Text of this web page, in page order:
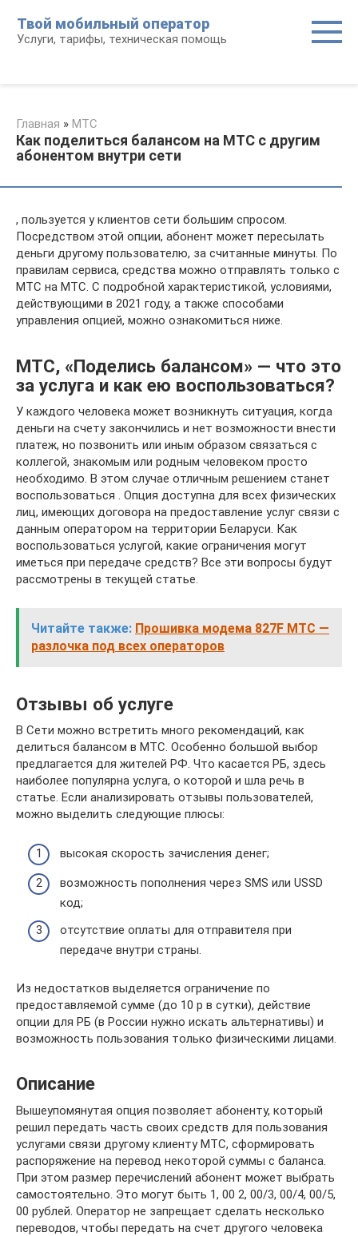
контенту
Твой мобильный оператор
Услуги, тарифы, техническая помощь
Главная » МТС
Как поделиться балансом на МТС с другим
абонентом внутри сети
, пользуется у клиентов сети большим спросом.
Посредством этой опции, абонент может пересылать
деньги другому пользователю, за считанные минуты. По
правилам сервиса, средства можно отправлять только с
МТС на МТС. С подробной характеристикой, условиями,
действующими в 2021 году, а также способами
управления опцией, можно ознакомиться ниже.
МТС, «Поделись балансом» — что это
за услуга и как ею воспользоваться?
У каждого человека может возникнуть ситуация, когда
деньги на счету закончились и нет возможности внести
платеж, но позвонить или иным образом связаться с
коллегой, знакомым или родным человеком просто
необходимо. В этом случае отличным решением станет
воспользоваться . Опция доступна для всех физических
лиц, имеющих договора на предоставление услуг связи с
данным оператором на территории Беларуси. Как
воспользоваться услугой, какие ограничения могут
иметься при передаче средств? Все эти вопросы будут
рассмотрены в текущей статье.
Читайте также: Прошивка модема 827F МТС —
разлочка под всех операторов
Отзывы об услуге
В Сети можно встретить много рекомендаций, как
делиться балансом в МТС. Особенно большой выбор
предлагается для жителей РФ. Что касается РБ, здесь
наиболее популярна услуга, о которой и шла речь в
статье. Если анализировать отзывы пользователей,
можно выделить следующие плюсы:
высокая скорость зачисления денег;
возможность пополнения через SMS или USSD
код;
отсутствие оплаты для отправителя при
передаче внутри страны.
Из недостатков выделяется ограничение по
предоставляемой сумме (до 10 р в сутки), действие
опции для РБ (в России нужно искать альтернативы) и
возможность пользования только физическими лицами.
Описание
Вышеупомянутая опция позволяет абоненту, который
решил передать часть своих средств для пользования
услугами связи другому клиенту МТС, сформировать
распоряжение на перевод некоторой суммы с баланса.
При этом размер перечислений абонент может выбрать
самостоятельно. Это могут быть 1, 00 2, 00/3, 00/4, 00/5,
00 рублей. Оператор не запрещает сделать несколько
переводов, чтобы передать на счет другого человека